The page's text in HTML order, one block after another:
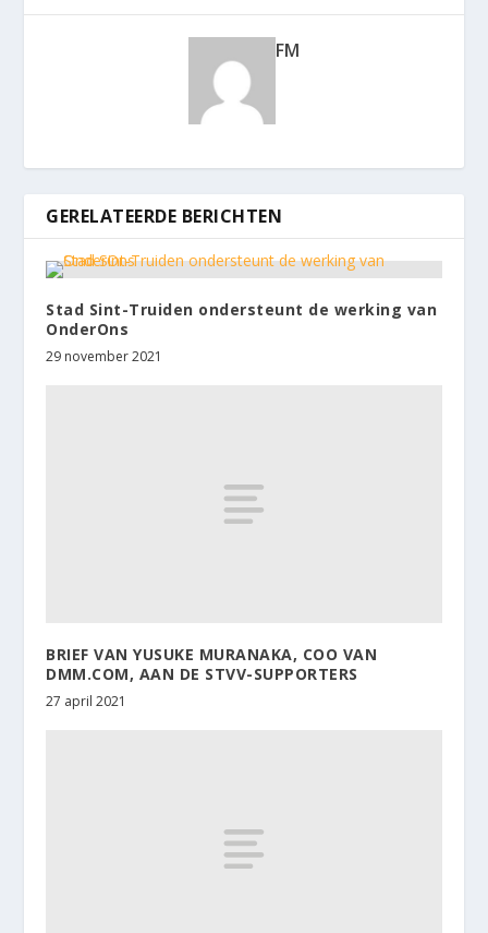
FM
GERELATEERDE BERICHTEN
Stad Sint-Truiden ondersteunt de werking van
OnderOns
29 november 2021
BRIEF VAN YUSUKE MURANAKA, COO VAN
DMM.COM, AAN DE STVV-SUPPORTERS
27 april 2021